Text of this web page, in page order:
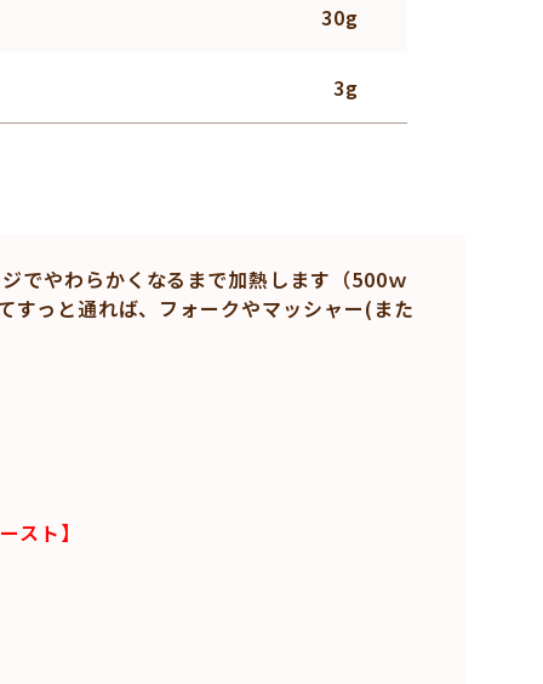
30g
3g
でやわらかくなるまで加熱します（500ｗ
すっと通れば、フォークやマッシャー(また
スト】